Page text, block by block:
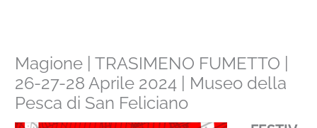
Magione | TRASIMENO FUMETTO |
26-27-28 Aprile 2024 | Museo della
Pesca di San Feliciano